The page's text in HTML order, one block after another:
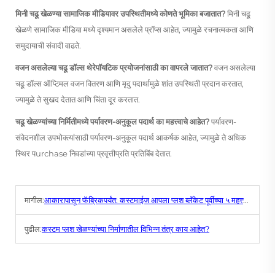
मिनी चढू खेळण्या सामाजिक मीडियावर उपस्थितीमध्ये कोणते भूमिका बजातात?मिनी चढू
खेळणे सामाजिक मीडिया मध्ये दृश्यमान असलेले प्रॉप्स आहेत, ज्यामुळे रचनात्मकता आणि
समुदायाची संवादी वाढते.
वजन असलेल्या चढू डॉल्स थेरेपॉयटिक प्रयोजनांसाठी का वापरले जातात?वजन असलेल्या
चढू डॉल्स ऑप्टिमल वजन वितरण आणि मृदु पदार्थामुळे शांत उपस्थिती प्रदान करतात,
ज्यामुळे ते सुखद देतात आणि चिंता दूर करतात.
चढू खेळण्यांच्या निर्मितीमध्ये पर्यावरण-अनुकूल पदार्थ का महत्त्वाचे आहेत?पर्यावरण-
संवेदनशील उपभोक्त्यांसाठी पर्यावरण-अनुकूल पदार्थ आकर्षक आहेत, ज्यामुळे ते अधिक
स्थिर पurchase निवडांच्या प्रवृत्तीप्रति प्रतिबिंब देतात.
मागील:आकारापासून फॅब्रिकपर्यंत: कस्टमाईज आपला प्लश ब्लॅंकेट पूर्वीच्या ५ महत्त्वाच्या टिप्स
पुढील:कस्टम प्लश खेळण्यांच्या निर्माणातील विभिन्न तंत्र काय आहेत?